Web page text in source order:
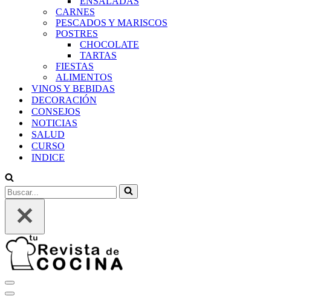
CARNES
PESCADOS Y MARISCOS
POSTRES
CHOCOLATE
TARTAS
FIESTAS
ALIMENTOS
VINOS Y BEBIDAS
DECORACIÓN
CONSEJOS
NOTICIAS
SALUD
CURSO
INDICE
Buscar...
Menú
de
Menú